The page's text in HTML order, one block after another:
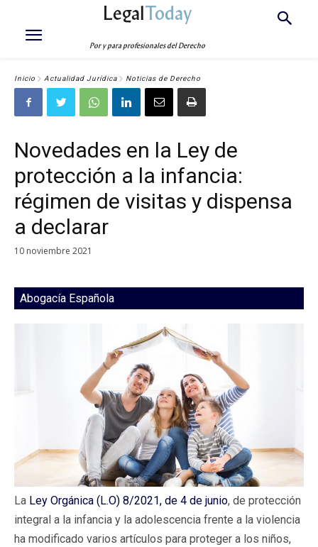
LegalToday
Por y para profesionales del Derecho
Inicio Actualidad Jurídica Noticias de Derecho
Novedades en la Ley de
protección a la infancia:
régimen de visitas y dispensa
a declarar
10 noviembre 2021
Abogacía Española
La Ley Orgánica (L.O) 8/2021, de 4 de junio, de protección
integral a la infancia y la adolescencia frente a la violencia
ha modificado varios artículos para proteger a los niños,